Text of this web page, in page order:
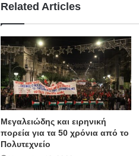
Related Articles
Μεγαλειώδης και ειρηνική
πορεία για τα 50 χρόνια από το
Πολυτεχνείο